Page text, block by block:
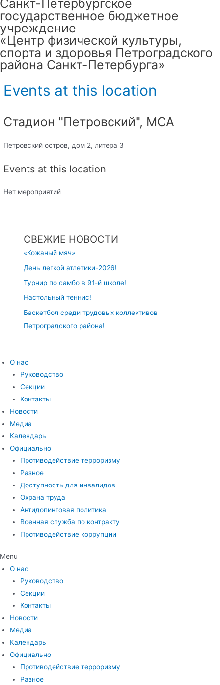
Санкт-Петербургское
государственное бюджетное
учреждение
«Центр физической культуры,
спорта и здоровья Петроградского
района Санкт-Петербурга»
Events at this location
Стадион "Петровский", МСА
Петровский остров, дом 2, литера 3
Events at this location
Нет мероприятий
СВЕЖИЕ НОВОСТИ
«Кожаный мяч»
День легкой атлетики-2026!
Турнир по самбо в 91-й школе!
Настольный теннис!
Баскетбол среди трудовых коллективов
Петроградского района!
О нас
Руководство
Секции
Контакты
Новости
Медиа
Календарь
Официально
Противодействие терроризму
Разное
Доступность для инвалидов
Охрана труда
Антидопинговая политика
Военная служба по контракту
Противодействие коррупции
Menu
О нас
Руководство
Секции
Контакты
Новости
Медиа
Календарь
Официально
Противодействие терроризму
Разное